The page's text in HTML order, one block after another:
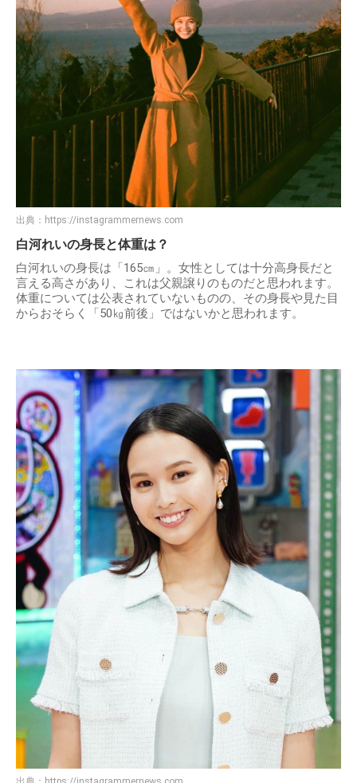
出典： https://instagrammernews.com
白河れいの身長と体重は？
白河れいの身長は「165㎝」。女性としては十分高身長だと
言える高さがあり、これは父親譲りのものだと思われます。
体重については公表されていないものの、その身長や見た目
からおそらく「50㎏前後」ではないかと思われます。